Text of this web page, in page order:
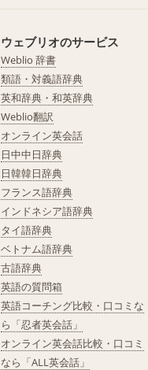
ウェブリオのサービス
Weblio 辞書
類語・対義語辞典
英和辞典・和英辞典
Weblio翻訳
オンライン英会話
日中中日辞典
日韓韓日辞典
フランス語辞典
インドネシア語辞典
タイ語辞典
ベトナム語辞典
古語辞典
英語の質問箱
英語コーチング比較・口コミな
ら「忍者英会話」
オンライン英会話比較・口コミ
なら「ALL英会話」